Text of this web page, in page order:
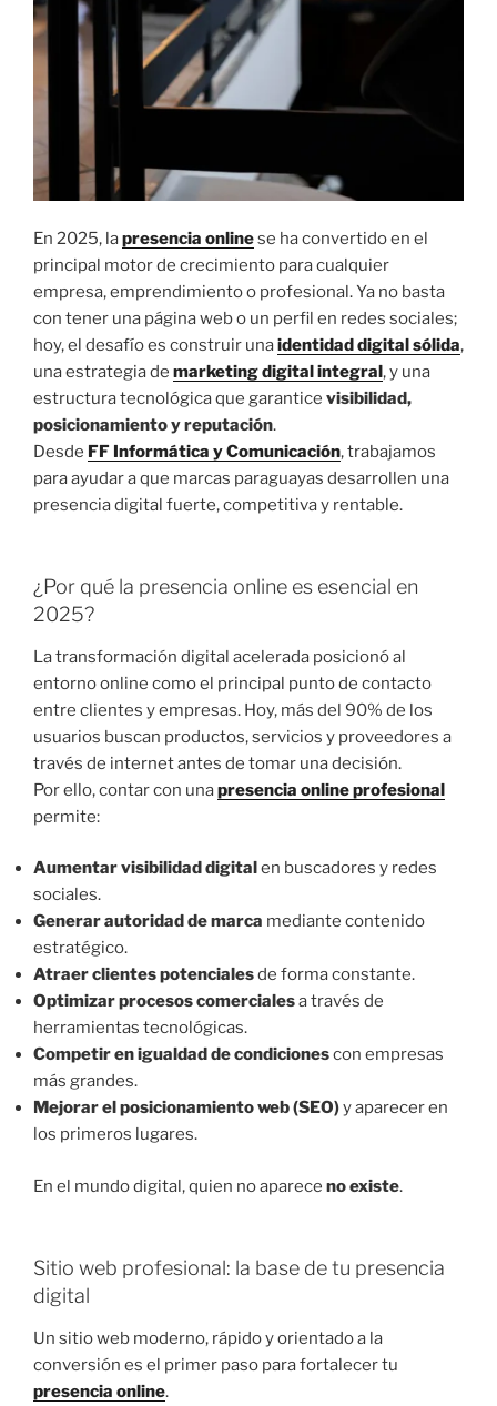
En 2025, lapresencia onlinese ha convertido en el
principal motor de crecimiento para cualquier
empresa, emprendimiento o profesional. Ya no basta
con tener una página web o un perfil en redes sociales;
hoy, el desafío es construir unaidentidad digitalsólida,
una estrategia de marketing digital integral, y una
estructura tecnológica que garantice visibilidad,
posicionamiento y reputación.
Desde FF Informática y Comunicación, trabajamos
para ayudar a que marcas paraguayas desarrollen una
presencia digital fuerte, competitiva y rentable.
¿Por qué la presencia online es esencial en
2025?
La transformación digital acelerada posicionó al
entorno online como el principal punto de contacto
entre clientes y empresas. Hoy, más del 90% de los
usuarios buscan productos, servicios y proveedores a
través de internet antes de tomar una decisión.
Por ello, contar con unapresencia online profesional
permite:
Aumentar visibilidad digitalen buscadores y redes
sociales.
Generar autoridad de marca mediante contenido
estratégico.
Atraer clientes potencialesde forma constante.
Optimizar procesos comercialesa través de
herramientas tecnológicas.
Competir en igualdad de condicionescon empresas
más grandes.
Mejorar el posicionamiento web (SEO)y aparecer en
los primeros lugares.
En el mundo digital, quien no aparece no existe.
Sitio web profesional: la base de tu presencia
digital
Un sitio web moderno, rápido y orientado a la
conversión es el primer paso para fortalecer tu
presencia online.